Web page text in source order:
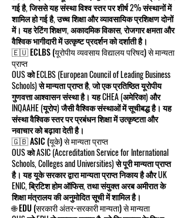
गई है, जिससे यह संस्था विश्व स्तर पर शीर्ष 2% संस्थानों में
शामिल हो गई है, उच्च शिक्षा और व्यावसायिक प्रशिक्षण दोनों
में। यह रेटिंग शिक्षण, अकादमिक विकास, रोजगार क्षमता और
वैश्विक भागीदारी में उत्कृष्ट प्रदर्शन को दर्शाती है।
🇪🇺 ECLBS (यूरोपीय व्यवसाय विद्यालय परिषद) से मान्यता
प्राप्त
OUS को ECLBS (European Council of Leading Business
Schools) से मान्यता प्राप्त है, जो एक प्रतिष्ठित यूरोपीय
गुणवत्ता आश्वासन संस्था है। यह CHEA (अमेरिका) और
INQAAHE (यूरोप) जैसी वैश्विक संस्थाओं में सूचीबद्ध है। यह
संस्था वैश्विक स्तर पर प्रबंधन शिक्षा में उत्कृष्टता और
नवाचार को बढ़ावा देती है।
🇬🇧 ASIC (यूके) से मान्यता प्राप्त
OUS को ASIC (Accreditation Service for International
Schools, Colleges and Universities) से पूरी मान्यता प्राप्त
है। यह यूके सरकार द्वारा मान्यता प्राप्त निकाय है और UK
ENIC, ब्रिटिश होम ऑफिस, तथा संयुक्त अरब अमीरात के
शिक्षा मंत्रालय की अनुमोदित सूची में शामिल है।
🌐 EDU (सरकारी अंतर-सरकारी मान्यता) से मान्यता